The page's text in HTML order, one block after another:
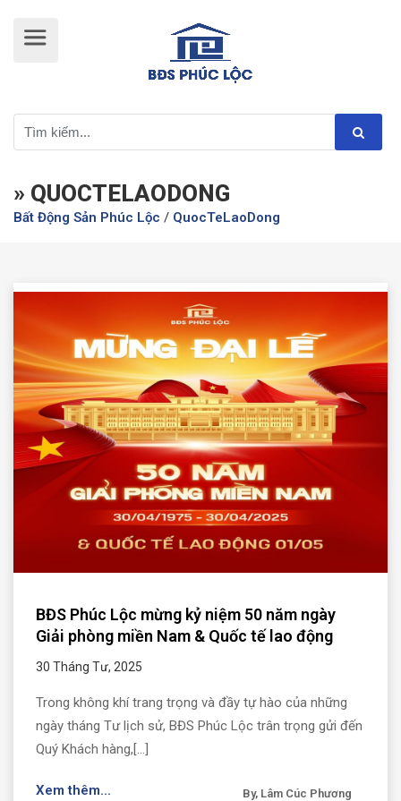
» QUOCTELAODONG
Bất Động Sản Phúc Lộc / QuocTeLaoDong
BĐS Phúc Lộc mừng kỷ niệm 50 năm ngày
Giải phòng miền Nam & Quốc tế lao động
30 Tháng Tư, 2025
Trong không khí trang trọng và đầy tự hào của những
ngày tháng Tư lịch sử, BĐS Phúc Lộc trân trọng gửi đến
Quý Khách hàng,[...]
Xem thêm... By, Lâm Cúc Phương